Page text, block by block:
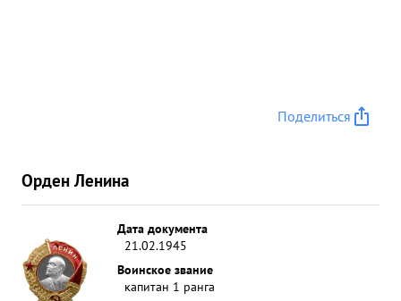
Поделиться
Орден Ленина
Дата документа
21.02.1945
Воинское звание
капитан 1 ранга